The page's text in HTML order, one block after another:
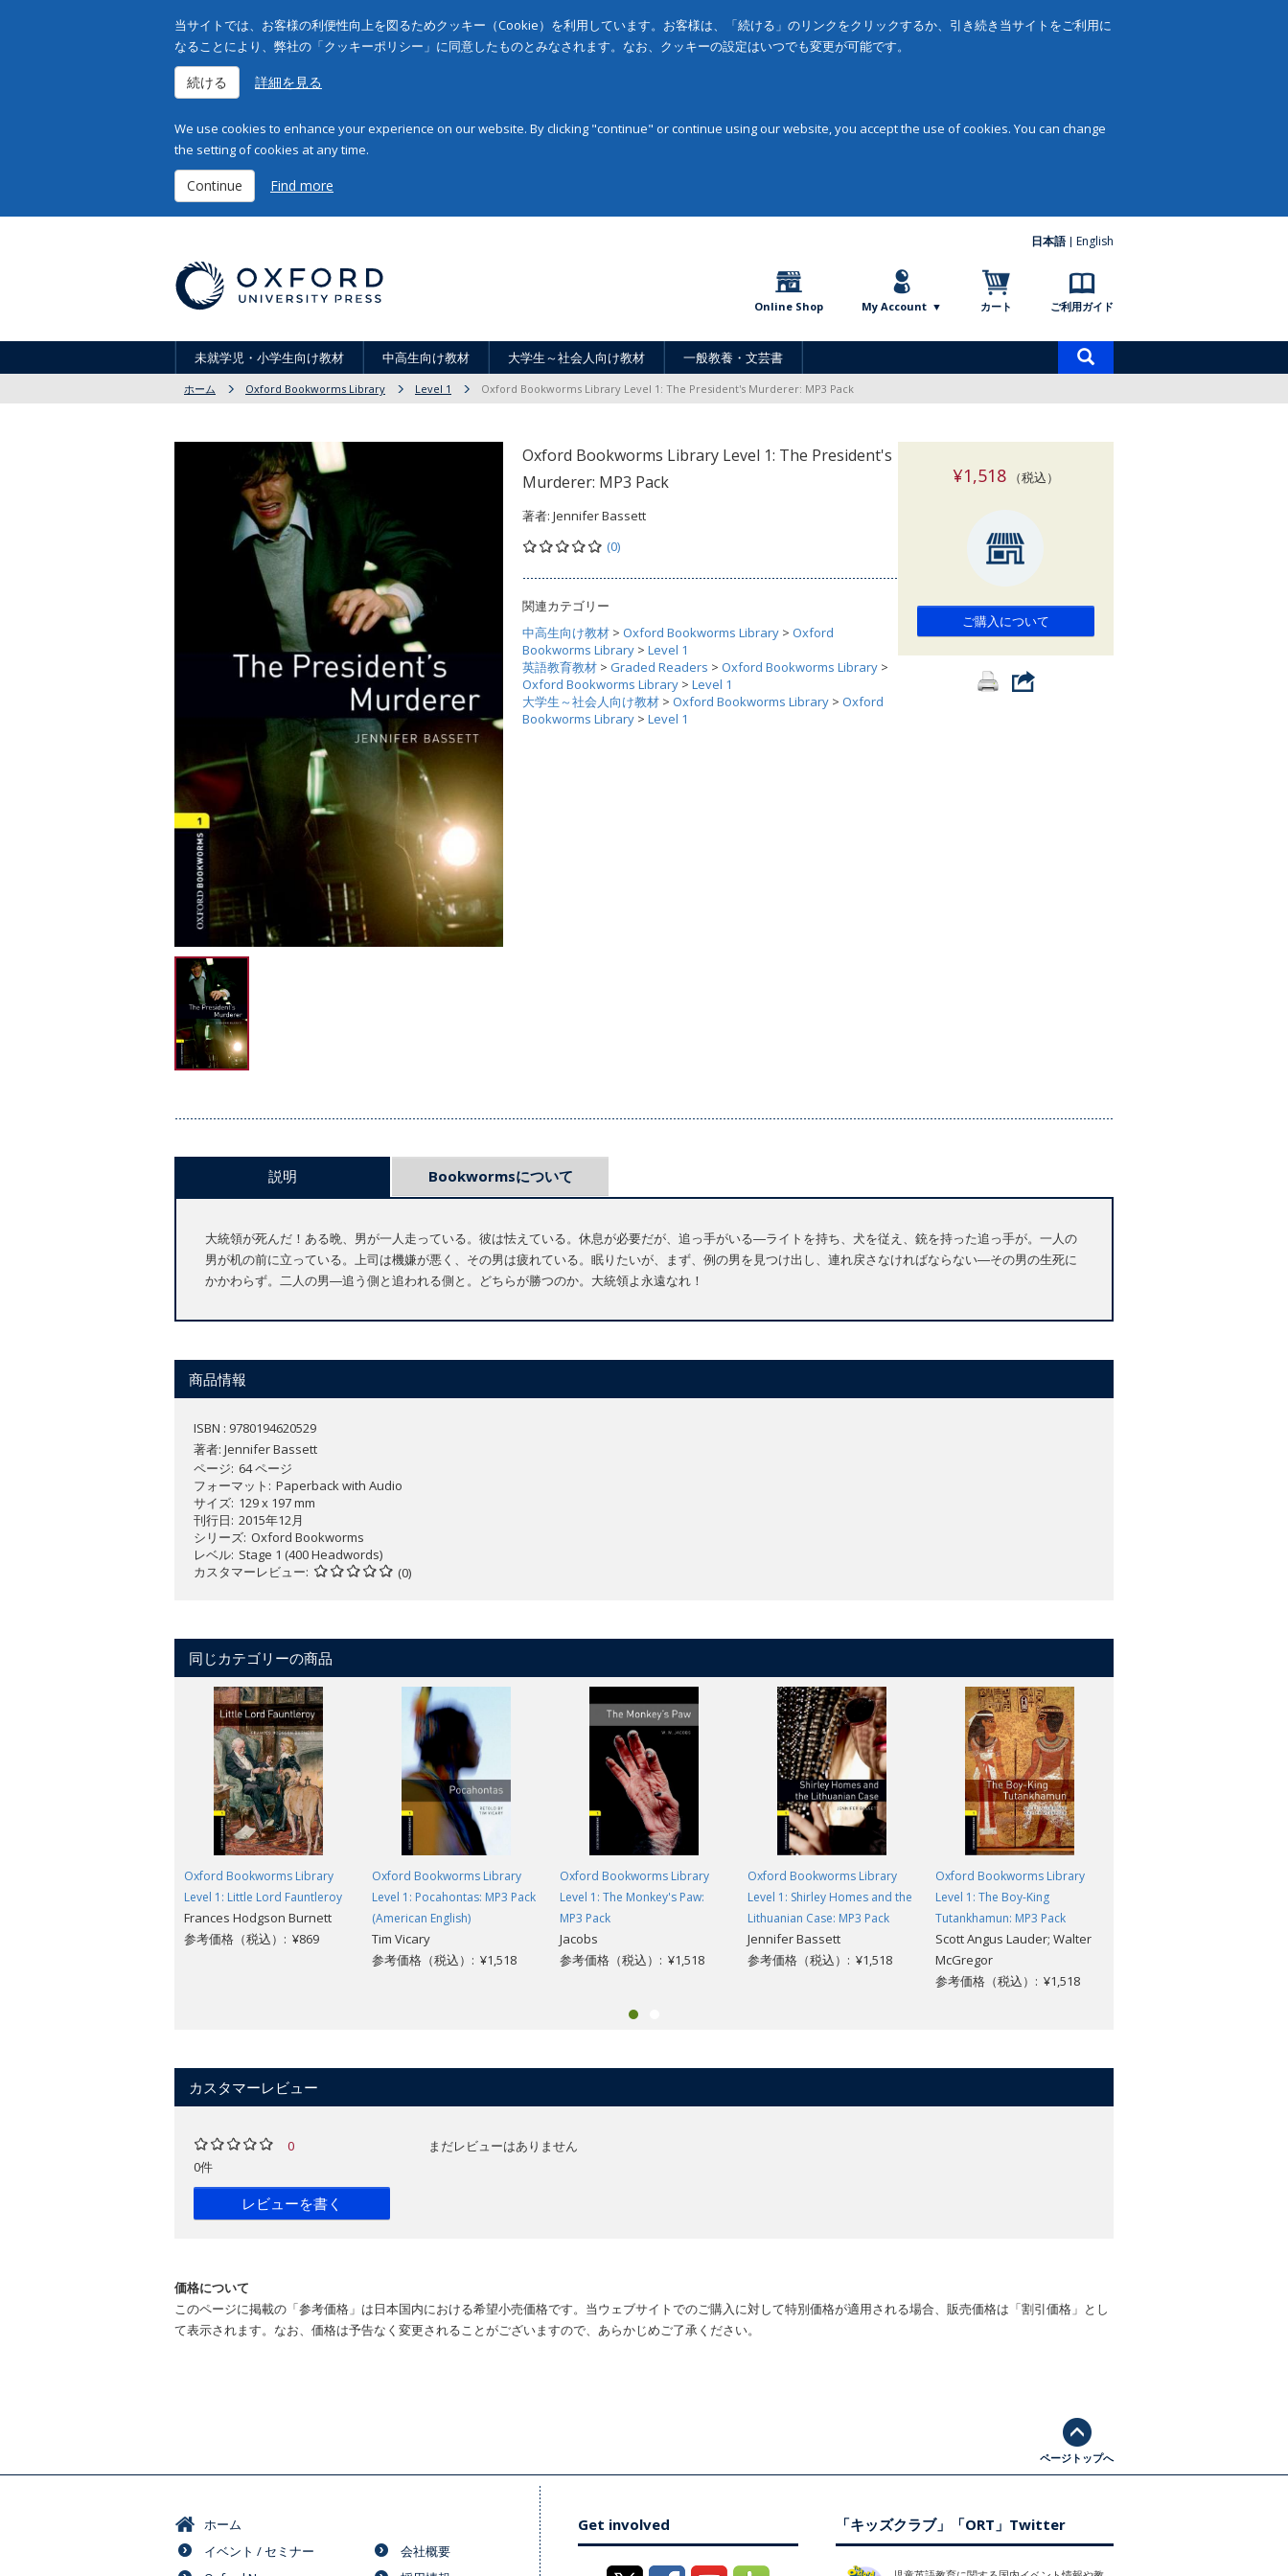
当サイトでは、お客様の利便性向上を図るためクッキー（Cookie）を利用しています。お客様は、「続ける」のリンクをクリックするか、引き続き当サイトをご利用に
なることにより、弊社の「クッキーポリシー」に同意したものとみなされます。なお、クッキーの設定はいつでも変更が可能です。
続ける 詳細を見る
We use cookies to enhance your experience on our website. By clicking "continue" or continue using our website, you accept the use of cookies. You can change
the setting of cookies at any time.
Continue Find more
日本語 English
Online Shop My Account カート ご利用ガイド
未就学児・小学生向け教材 中高生向け教材 大学生～社会人向け教材 一般教養・文芸書
索
ホーム Oxford Bookworms Library Level 1 Oxford Bookworms Library Level 1: The President's Murderer: MP3 Pack
Oxford Bookworms Library Level 1: The President's
Murderer: MP3 Pack
著者: Jennifer Bassett
(0)
関連カテゴリー
中高生向け教材 > Oxford Bookworms Library > Oxford
Bookworms Library > Level 1
英語教育教材 > Graded Readers > Oxford Bookworms Library >
Oxford Bookworms Library > Level 1
大学生～社会人向け教材 > Oxford Bookworms Library > Oxford
Bookworms Library > Level 1
¥1,518（税込）
ご購入について
説明 Bookwormsについて
大統領が死んだ！ある晩、男が一人走っている。彼は怯えている。休息が必要だが、追っ手がいる―ライトを持ち、犬を従え、銃を持った追っ手が。一人の
男が机の前に立っている。上司は機嫌が悪く、その男は疲れている。眠りたいが、まず、例の男を見つけ出し、連れ戻さなければならない―その男の生死に
かかわらず。二人の男―追う側と追われる側と。どちらが勝つのか。大統領よ永遠なれ！
商品情報
ISBN : 9780194620529
著者: Jennifer Bassett
ページ 64 ページ
フォーマット
Paperback with Audio
サイズ 129 x 197 mm
刊行日 2015年12月
シリーズ Oxford Bookworms
レベル Stage 1 (400 Headwords)
カスタマーレビュー
(0)
同じカテゴリーの商品
Oxford Bookworms Library
Level 1: Little Lord Fauntleroy
Frances Hodgson Burnett
参考価格（税込）: ¥869
Oxford Bookworms Library
Level 1: Pocahontas: MP3 Pack
(American English)
Tim Vicary
参考価格（税込）: ¥1,518
Oxford Bookworms Library
Level 1: The Monkey's Paw:
MP3 Pack
Jacobs
参考価格（税込）: ¥1,518
Oxford Bookworms Library
Level 1: Shirley Homes and the
Lithuanian Case: MP3 Pack
Jennifer Bassett
参考価格（税込）: ¥1,518
Oxford Bookworms Library
Level 1: The Boy-King
Tutankhamun: MP3 Pack
Scott Angus Lauder; Walter
McGregor
参考価格（税込）: ¥1,518
カスタマーレビュー
0
0件
レビューを書く
まだレビューはありません
価格について
このページに掲載の「参考価格」は日本国内における希望小売価格です。当ウェブサイトでのご購入に対して特別価格が適用される場合、販売価格は「割引価格」とし
て表示されます。なお、価格は予告なく変更されることがございますので、あらかじめご了承ください。
ページトップへ
ホーム
イベント / セミナー
会社概要
Get involved 「キッズクラブ」「ORT」Twitter